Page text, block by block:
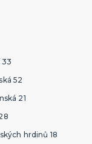
33
52
21
hrdinů 18